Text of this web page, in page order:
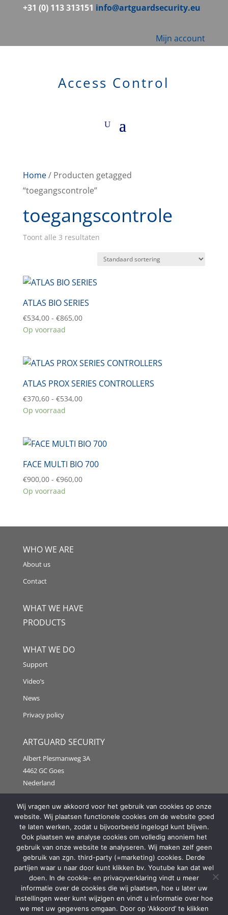
+31 (0) 113 313151 info@artguardsecurity.eu
Mijn account
Access Control
Home/ Producten getagged
“toegangscontrole”
toegangscontrole
Toont alle 3 resultaten
ATLAS BIO SERIES
€534,00 - €865,00Prijsklasse:
Op voorraad
ATLAS PROX SERIES CONTROLLERS
€370,60 - €534,00Prijsklasse:
Op voorraad
FACE MULTI BIO 700
€900,00 - €960,00Prijsklasse:
Op voorraad
WHO WE ARE
About us
Contact
WHAT WE HAVE
PRODUCTS
WHAT WE DO
Support
Video’s
News
Privacy policy
ARTGUARD SECURITY
Albert Plesmanweg 3A
4462 GC Goes
Nederland
Tel: +31 (0) 113 313151
E-mail:info@artguardsecurity.eu
Copyright @2021 Artguard Security | Made in cooperation
with2FIT
Wij vragen uw akkoord voor het gebruik van cookies op onze
website. Wij plaatsen functionele cookies om de website goed
te laten werken, zodat u bijvoorbeeld ingelogd kunt blijven.
Ook plaatsen we analyse cookies om volledig anoniem het
gebruik van onze website te analyseren. Wij maken zelf geen
gebruik van zgn. third-party (=marketing) cookies. Derde
partijen waar u naar door kunt klikken bv. Youtube kan dat wel
doen. In de cookie- en privacyverklaring vindt u meer
informatie over de cookies die wij plaatsen, hoe u later uw
instellingen weer kunt wijzigen en vindt u informatie over hoe
we met uw gegevens omgaan. Door op 'Akkoord’ te klikken